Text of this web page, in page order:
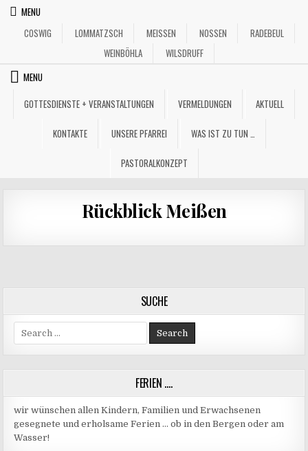
Skip
content
MENU
COSWIG
LOMMATZSCH MEISSEN NOSSEN
RADEBEUL
WEINBÖHLA
WILSDRUFF
MENU
GOTTESDIENSTE + VERANSTALTUNGEN
VERMELDUNGEN AKTUELL
KONTAKTE UNSERE PFARREI WAS IST ZU TUN …
PASTORALKONZEPT
Rückblick Meißen
SUCHE
Search
for:
FERIEN ….
wir wünschen allen Kindern, Familien und Erwachsenen
gesegnete und erholsame Ferien … ob in den Bergen oder am
Wasser!